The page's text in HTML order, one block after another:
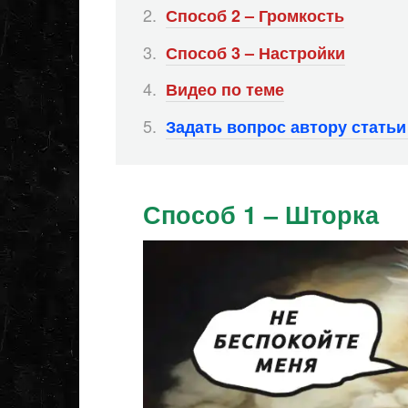
Способ 2 – Громкость
Способ 3 – Настройки
Видео по теме
Задать вопрос автору
Способ 1 – Шторка